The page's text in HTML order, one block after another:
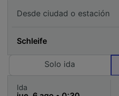
Solo ida
Ida